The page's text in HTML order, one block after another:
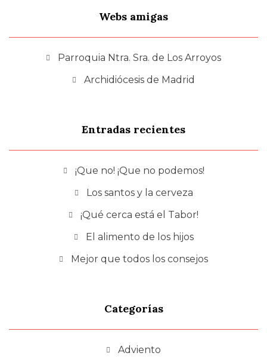
Webs amigas
Parroquia Ntra. Sra. de Los Arroyos
Archidiócesis de Madrid
Entradas recientes
¡Que no! ¡Que no podemos!
Los santos y la cerveza
¡Qué cerca está el Tabor!
El alimento de los hijos
Mejor que todos los consejos
Categorías
Adviento